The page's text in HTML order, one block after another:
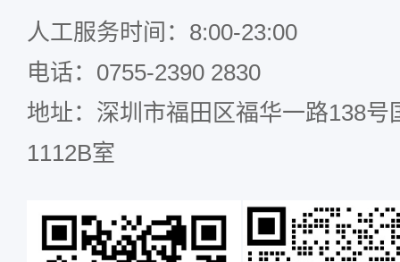
人工服务时间：8:00-23:00
电话：0755-2390 2830
地址：深圳市福田区福华一路138号
1112B室